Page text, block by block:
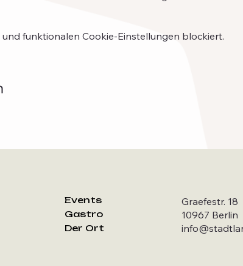
funktionalen Cookie-Einstellungen blockiert.
Events
Gastro
Der Ort
Graefestr. 18
10967 Berlin